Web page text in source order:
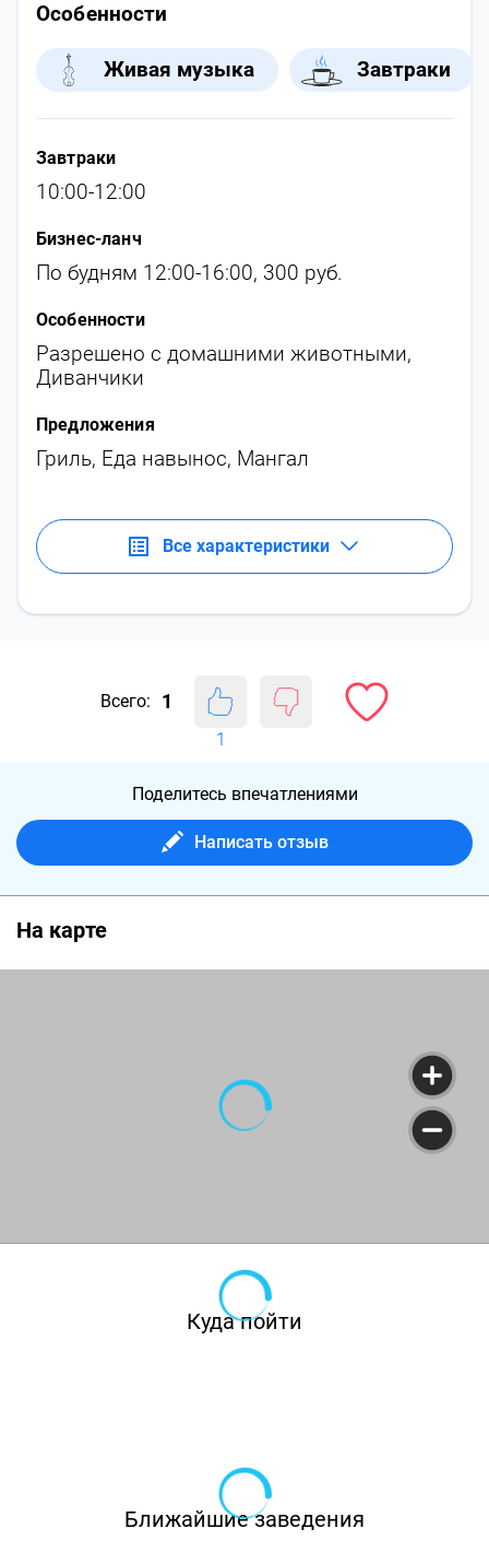
Особенности
Живая музыка Завтраки
Завтраки
10:00-12:00
Бизнес-ланч
По будням 12:00-16:00, 300 руб.
Особенности
Разрешено с домашними животными,
Диванчики
Предложения
Гриль, Еда навынос, Мангал
Все характеристики
Всего: 1
1
Поделитесь впечатлениями
Написать отзыв
На карте
Куда пойти
Ближайшие заведения